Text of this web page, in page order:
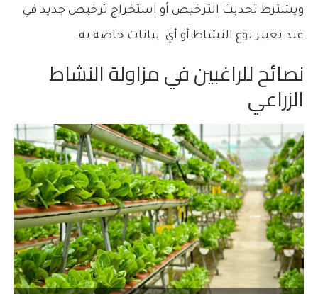
ويشترط تحديث الترخيص أو استخراج ترخيص جديد في
عند تغيير نوع النشاط أو أي بيانات خاصة به.
نصائح للراغبين في مزاولة النشاط
الزراعي